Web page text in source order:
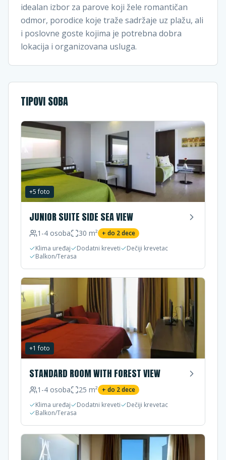
idealan izbor za parove koji žele romantičan
odmor, porodice koje traže sadržaje uz plažu, ali
i poslovne goste kojima je potrebna dobra
lokacija i organizovana usluga.
TIPOVI SOBA
+5foto
JUNIOR SUITE SIDE SEA VIEW
1-4 osoba 30 m² + do 2dece
Klima uređaj
Dodatni kreveti
Dečiji krevetac
Balkon/Terasa
+1 foto
STANDARD ROOM WITH FOREST VIEW
1-4 osoba 25 m² + do 2dece
Klima uređaj
Dodatni kreveti
Dečiji krevetac
Balkon/Terasa